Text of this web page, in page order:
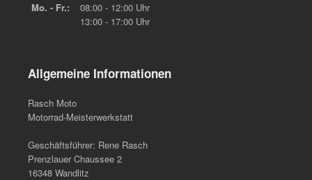
Mo. - Fr.:
08:00 - 12:00 Uhr
13:00 - 17:00 Uhr
Allgemeine Informationen
Rasch Moto
Motorrad-Meisterwerkstatt
Geschäftsführer: Rene Rasch
Prenzlauer Chaussee 2
16348 Wandlitz